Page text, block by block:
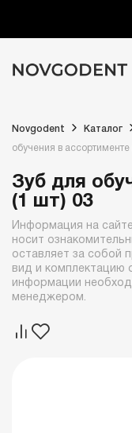
Novgodent Каталог
обучения в
Зуб для
(1 шт) 03
Информация на
носит
оставляет за собой
вид и комплектацию
информации
менеджером.